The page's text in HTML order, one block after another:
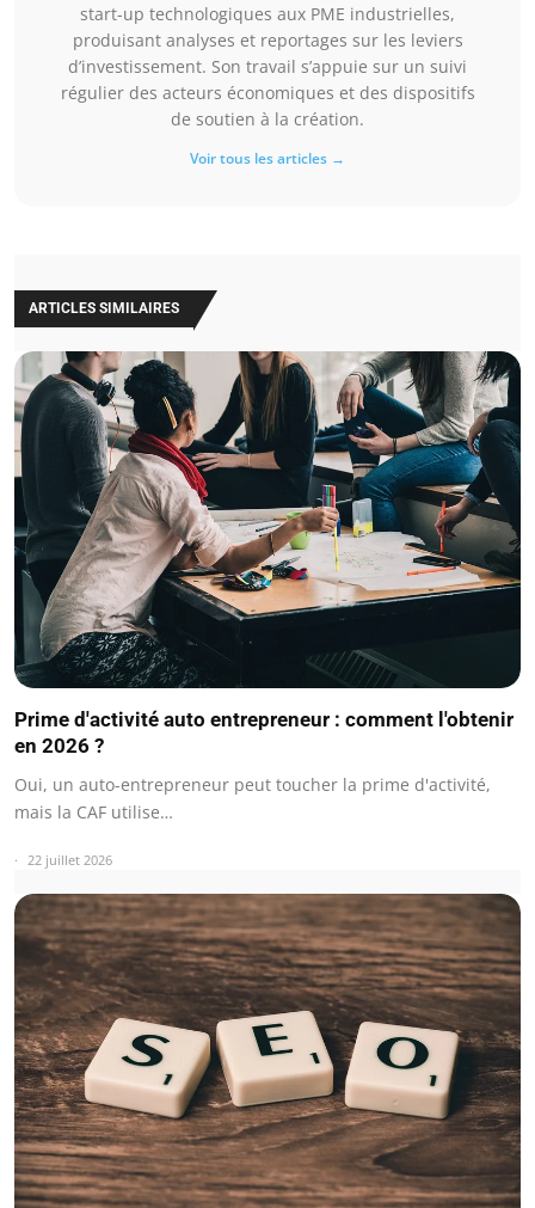
start-up technologiques aux PME industrielles,
produisant analyses et reportages sur les leviers
d’investissement. Son travail s’appuie sur un suivi
régulier des acteurs économiques et des dispositifs
de soutien à la création.
Voir tous les articles →
ARTICLES SIMILAIRES
Prime d'activité auto entrepreneur : comment l'obtenir
en 2026 ?
Oui, un auto-entrepreneur peut toucher la prime d'activité,
mais la CAF utilise…
22 juillet 2026